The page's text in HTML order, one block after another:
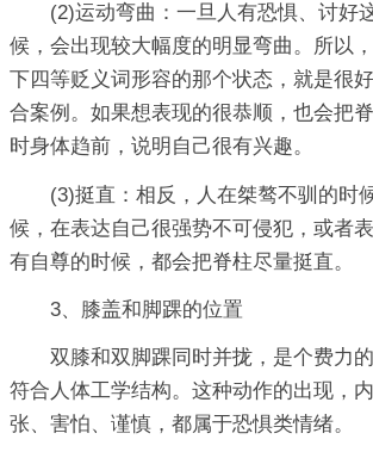
(2)运动弯曲：一旦人有恐惧、讨好
候，会出现较大幅度的明显弯曲。所以
下四等贬义词形容的那个状态，就是很
合案例。如果想表现的很恭顺，也会把
时身体趋前，说明自己很有兴趣。
(3)挺直：相反，人在桀骜不驯的时
候，在表达自己很强势不可侵犯，或者表
有自尊的时候，都会把脊柱尽量挺直。
3、膝盖和脚踝的位置
双膝和双脚踝同时并拢，是个费力
符合人体工学结构。这种动作的出现，
张、害怕、谨慎，都属于恐惧类情绪。